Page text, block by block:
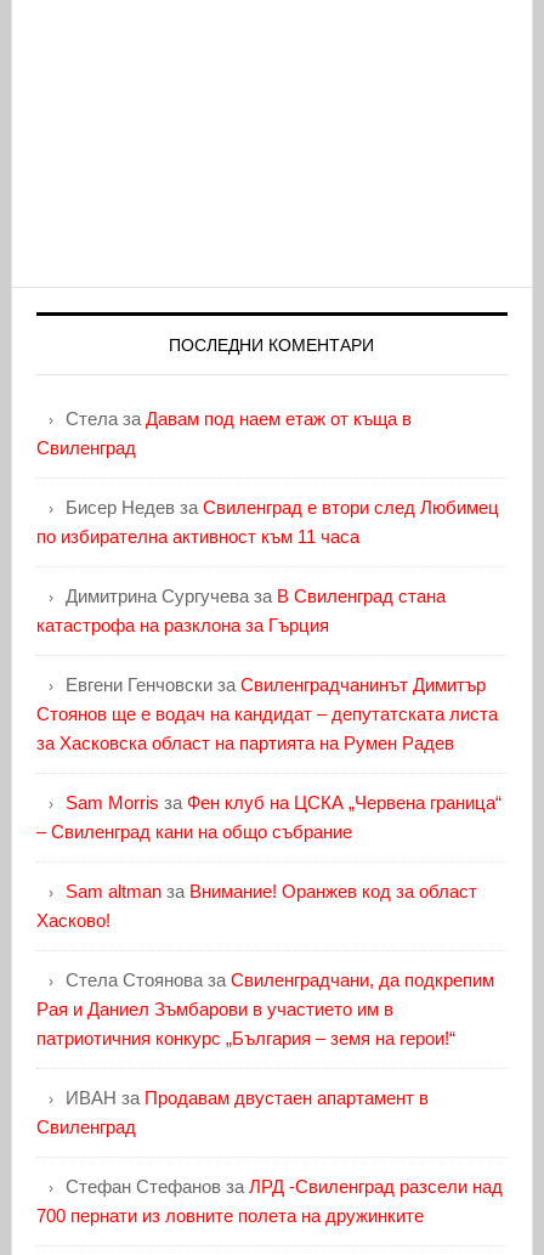
ПОСЛЕДНИ КОМЕНТАРИ
Стелаза Давам под наем етаж от къща в
Свиленград
Бисер Недевза Свиленград е втори след Любимец
по избирателна активност към 11 часа
Димитрина Сургучеваза В Свиленград стана
катастрофа на разклона за Гърция
Евгени Генчовскиза Свиленградчанинът Димитър
Стоянов ще е водач на кандидат – депутатската листа
за Хасковска област на партията на Румен Радев
Sam Morris за Фен клуб на ЦСКА „Червена граница“
– Свиленград кани на общо събрание
Sam altmanза Внимание! Оранжев код за област
Хасково!
Стела Стояноваза Свиленградчани, да подкрепим
Рая и Даниел Зъмбарови в участието им в
патриотичния конкурс „България – земя на герои!“
ИВАН за Продавам двустаен апартамент в
Свиленград
Стефан Стефановза ЛРД -Свиленград разсели над
700 пернати из ловните полета на дружинките